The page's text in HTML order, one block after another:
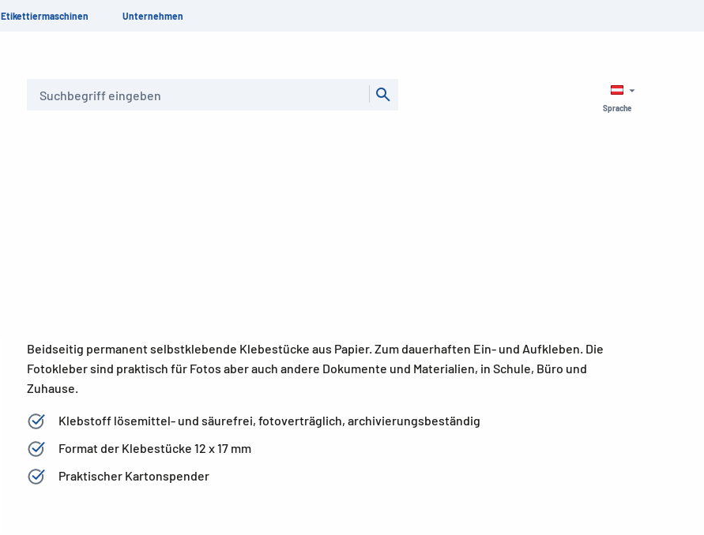
Etikettiermaschinen Unternehmen
Sprache
Beidseitig permanent selbstklebende Klebestücke aus Papier. Zum dauerhaften Ein- und Aufkleben. Die
Fotokleber sind praktisch für Fotos aber auch andere Dokumente und Materialien, in Schule, Büro und
Zuhause.
Klebstoff lösemittel- und säurefrei, fotoverträglich, archivierungsbeständig
Format der Klebestücke 12 x 17 mm
Praktischer Kartonspender